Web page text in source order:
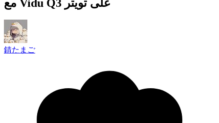
مع Vidu Q3 على تويتر
錆たまご